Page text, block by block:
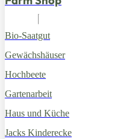
Bio-Saatgut
Gewächshäuser
Hochbeete
Gartenarbeit
Haus und Küche
Jacks Kinderecke